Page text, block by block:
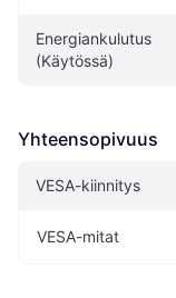
Energiankulutus
(Käytössä)
Yhteensopivuus
VESA-kiinnitys
VESA-mitat